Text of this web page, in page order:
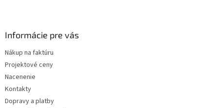
Informácie pre vás
Nákup na faktúru
Projektové ceny
Nacenenie
Kontakty
Dopravy a platby